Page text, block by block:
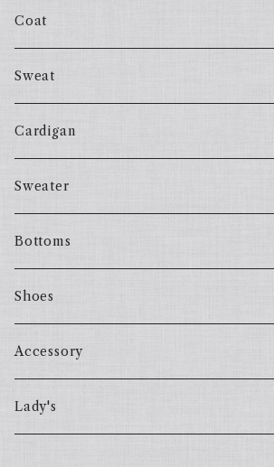
Coat
Sweat
Cardigan
Sweater
Bottoms
Shoes
Accessory
Lady's